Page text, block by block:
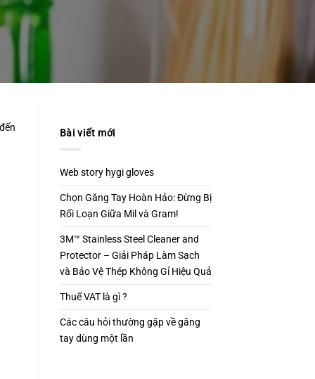
Bài viết mới
Web story hygi gloves
Chọn Găng Tay Hoàn Hảo: Đừng Bị
Rối Loạn Giữa Mil và Gram!
3M™ Stainless Steel Cleaner and
Protector – Giải Pháp Làm Sạch
và Bảo Vệ Thép Không Gỉ Hiệu Quả
Thuế VAT là gì ?
Các câu hỏi thường gặp về găng
tay dùng một lần